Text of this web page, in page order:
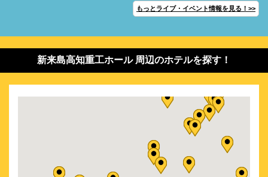
もっとライブ・イベント情報を見る！>>
新来島高知重工ホール 周辺のホテルを探す！